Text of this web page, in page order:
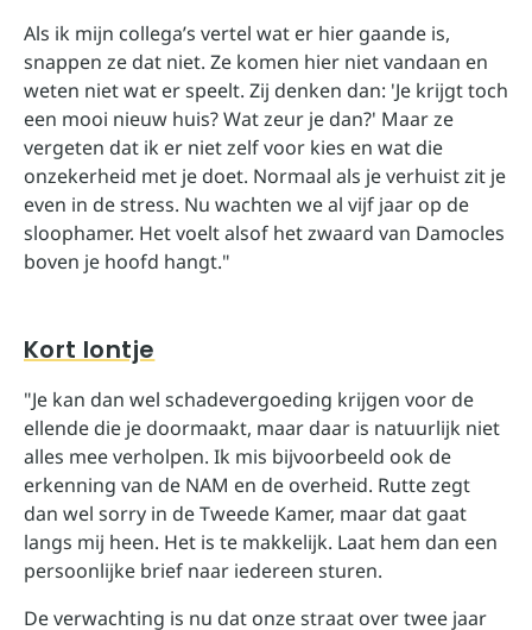
Als ik mijn collega’s vertel wat er hier gaande is,
snappen ze dat niet. Ze komen hier niet vandaan en
weten niet wat er speelt. Zij denken dan: 'Je krijgt toch
een mooi nieuw huis? Wat zeur je dan?' Maar ze
vergeten dat ik er niet zelf voor kies en wat die
onzekerheid met je doet. Normaal als je verhuist zit je
even in de stress. Nu wachten we al vijf jaar op de
sloophamer. Het voelt alsof het zwaard van Damocles
boven je hoofd hangt."
Kort lontje
"Je kan dan wel schadevergoeding krijgen voor de
ellende die je doormaakt, maar daar is natuurlijk niet
alles mee verholpen. Ik mis bijvoorbeeld ook de
erkenning van de NAM en de overheid. Rutte zegt
dan wel sorry in de Tweede Kamer, maar dat gaat
langs mij heen. Het is te makkelijk. Laat hem dan een
persoonlijke brief naar iedereen sturen.
De verwachting is nu dat onze straat over twee jaar